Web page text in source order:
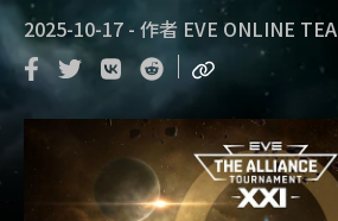
2025-10-17 - 作者 EVE ONLINE